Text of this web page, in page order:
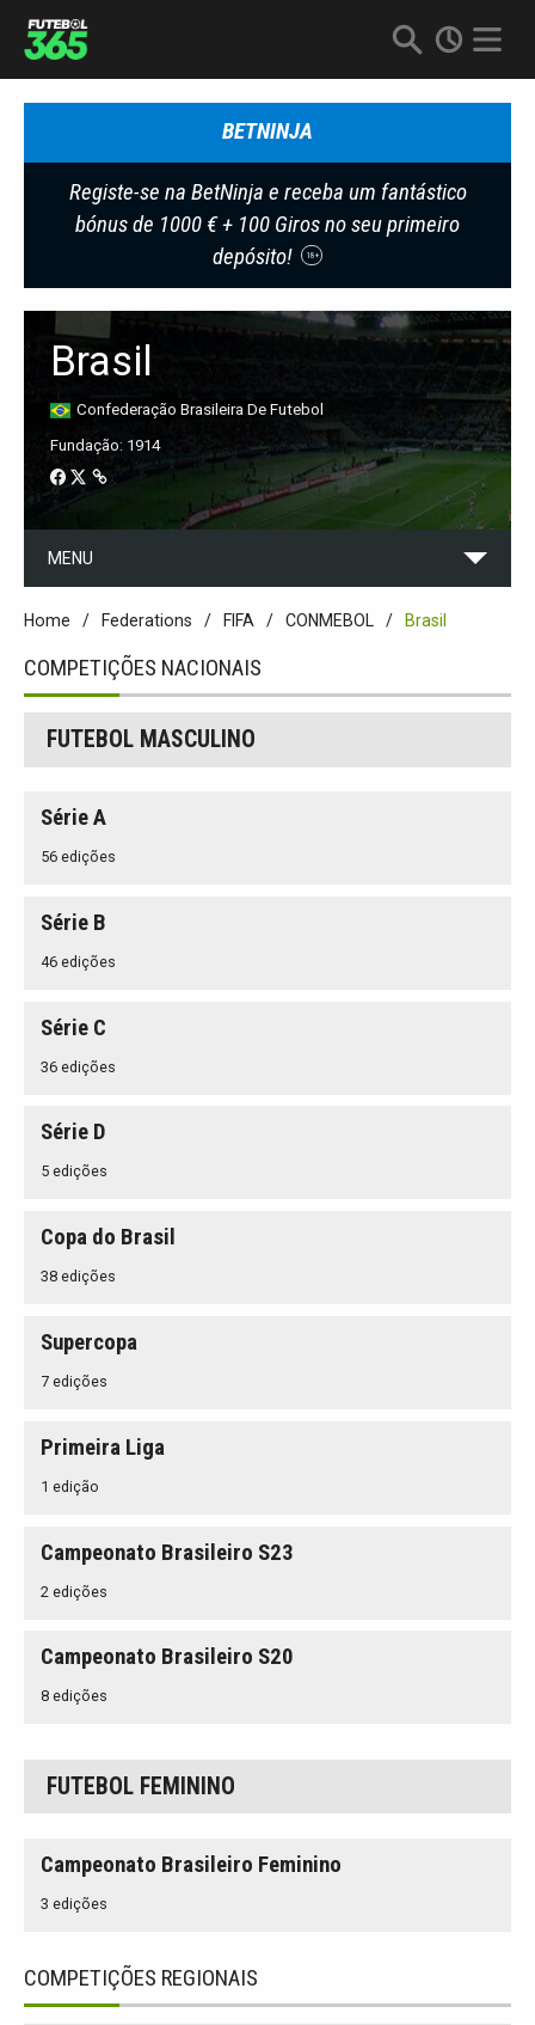
BETNINJA
Registe-se na BetNinja e receba um fantástico
bónus de 1000 € + 100 Giros no seu primeiro
depósito!
18+
Brasil
Confederação Brasileira De Futebol
Fundação: 1914
MENU
Home Federations FIFA CONMEBOL Brasil
COMPETIÇÕES NACIONAIS
FUTEBOL MASCULINO
Série A
56 edições
Série B
46 edições
Série C
36 edições
Série D
5 edições
Copa do Brasil
38 edições
Supercopa
7 edições
Primeira Liga
1 edição
Campeonato Brasileiro S23
2 edições
Campeonato Brasileiro S20
8 edições
FUTEBOL FEMININO
Campeonato Brasileiro Feminino
3 edições
COMPETIÇÕES REGIONAIS